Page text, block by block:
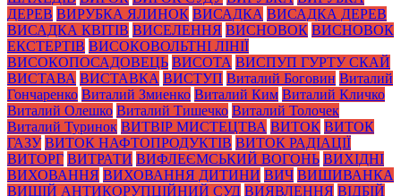
ДЕРЕВ ВИРУБКА ЯЛИНОК ВИСАДКА ВИСАДКА ДЕРЕВ
ВИСАДКА КВІТІВ ВИСЕЛЕННЯ ВИСНОВОК ВИСНОВОК
ЕКСТЕРТІВ ВИСОКОВОЛЬТНІ ЛІНІЇ
ВИСОКОПОСАДОВЕЦЬ ВИСОТА ВИСПУП ГУРТУ СКАЙ
ВИСТАВА ВИСТАВКА ВИСТУП Виталий Боговин Виталий
Гончаренко Виталий Змиенко Виталий Ким Виталий Кличко
Виталий Олешко Виталий Тишечко Виталий Толочек
Виталий Туринок ВИТВІР МИСТЕЦТВА ВИТОК ВИТОК
ГАЗУ ВИТОК НАФТОПРОДУКТІВ ВИТОК РАДІАЦІЇ
ВИТОРГ ВИТРАТИ ВИФЛЕЄМСЬКИЙ ВОГОНЬ ВИХІДНІ
ВИХОВАННЯ ВИХОВАННЯ ДИТИНИ ВИЧ ВИШИВАНКА
ВИЩІЙ АНТИКОРУПЦІЙНИЙ СУД ВИЯВЛЕННЯ ВІДБІЙ